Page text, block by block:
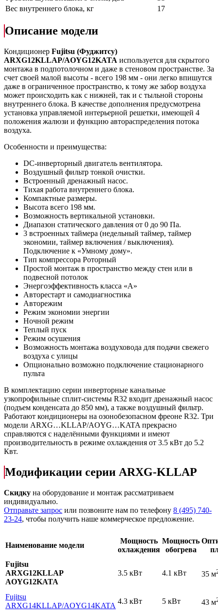
Вес внутреннего блока, кг
17
Описание модели
Кондиционер Fujitsu (Фуджитсу)
ARXG12KLLAP/AOYG12KATA используется для скрытого
монтажа в подпотолочном и даже в стеновом пространстве. За
счет своей малой высоты - всего 198 мм - они легко впишутся
даже в ограниченное пространство, к тому же забор воздуха
может происходить как с нижней, так и с тыльной стороны
внутреннего блока. В качестве дополнения предусмотрена
установка управляемой интерьерной решетки, имеющей 4
положения жалюзи и функцию автораспределения потока
воздуха.
Особенности и преимущества:
DC-инверторный двигатель вентилятора.
Воздушный фильтр тонкой очистки.
Встроенный дренажный насос.
Тихая работа внутреннего блока.
Компактные размеры.
Высота всего 198 мм.
Возможность вертикальной установки.
Диапазон статического давления от 0 до 90 Па.
3 встроенных таймера (недельный таймер, таймер
экономии, таймер включения / выключения).
Подключение к «Умному дому».
Тип компрессора Роторный
Простой монтаж в пространство между стен или в
подвесной потолок
Энергоэффективность класса «А»
Авторестарт и самодиагностика
Авторежим
Режим экономии энергии
Ночной режим
Теплый пуск
Режим осушения
Возможность монтажа воздуховода для подачи свежего
воздуха с улицы
Опционально возможно подключение стационарного
пульта
В комплектацию серии инверторные канальные
узкопрофильные сплит-системы R32 входит дренажный насос
(подъем конденсата до 850 мм), а также воздушный фильтр.
Работают кондиционеры на озонобезопасном фреоне R32. Три
модели ARXG…KLLAP/AOYG…KATA прекрасно
справляются с наделёнными функциями и имеют
производительность в режиме охлаждения от 3.5 кВт до 5.2
Квт.
Модификации серии ARXG-KLLAP
Скидку на оборудование и монтаж рассматриваем
индивидуально.
Отправьте запрос или позвоните нам по телефону 8 (495) 740-
23-24, чтобы получить наше коммерческое предложение.
Наименование модели
Мощность
охлаждения
Мощность
обогрева
Fujitsu
ARXG12KLLAP
AOYG12KATA
3.5 кВт 4.1 кВт 35 м
Fujitsu
ARXG14KLLAP/AOYG14KATA
4.3 кВт 5 кВт 43 м